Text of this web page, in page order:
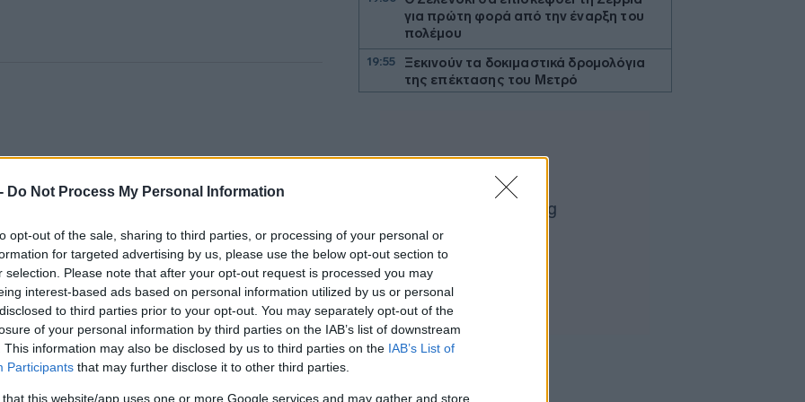
Do Not Process My Personal Information
opt-out of the sale, sharing to third parties, or processing of your personal or
for targeted advertising by us, please use the below opt-out section to
selection. Please note that after your opt-out request is processed you may
interest-based ads based on personal information utilized by us or personal
to third parties prior to your opt-out. You may separately opt-out of the
of your personal information by third parties on the IAB’s list of downstream
This information may also be disclosed by us to third parties on the IAB’s List of
Participants that may further disclose it to other third parties.
that this website/app uses one or more Google services and may gather and store
Μουσείο στην Ουάσινγκτον
να αρραβωνιαστεί.
για πρώτη φορά από την έναρξη του
πολέμου
19:55
Ξεκινούν τα δοκιμαστικά δρομολόγια
της επέκτασης του Μετρό
Θεσσαλονίκης προς την Καλαμαριά
Νέος γύρος χρηματοδότησης 8 δισ.
δολαρίων για τη DeepSeek
Βρεττού (Credia): Πιστωτική επέκταση
άνω των 1,3 δισ. ευρώ φέτος -
Επιταχύνει την ανάπτυξη, μεταθέτει
το μέρισμα
19:14
Στα πράσινα οι ευρωαγορές - Νέο
ενδοσυνεδριακό ρεκόρ για τον Stoxx
19:12
Πυρκαγιές: 325 αυτοψίες στις